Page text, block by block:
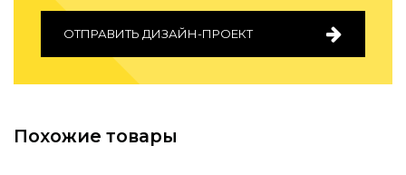
ОТПРАВИТЬ ДИЗАЙН-ПРОЕКТ
Похожие товары